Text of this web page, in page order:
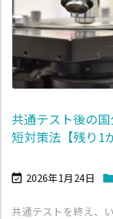
共通テスト後の
短対策法【残り1
 2026年1月24日
共通テストを終え、